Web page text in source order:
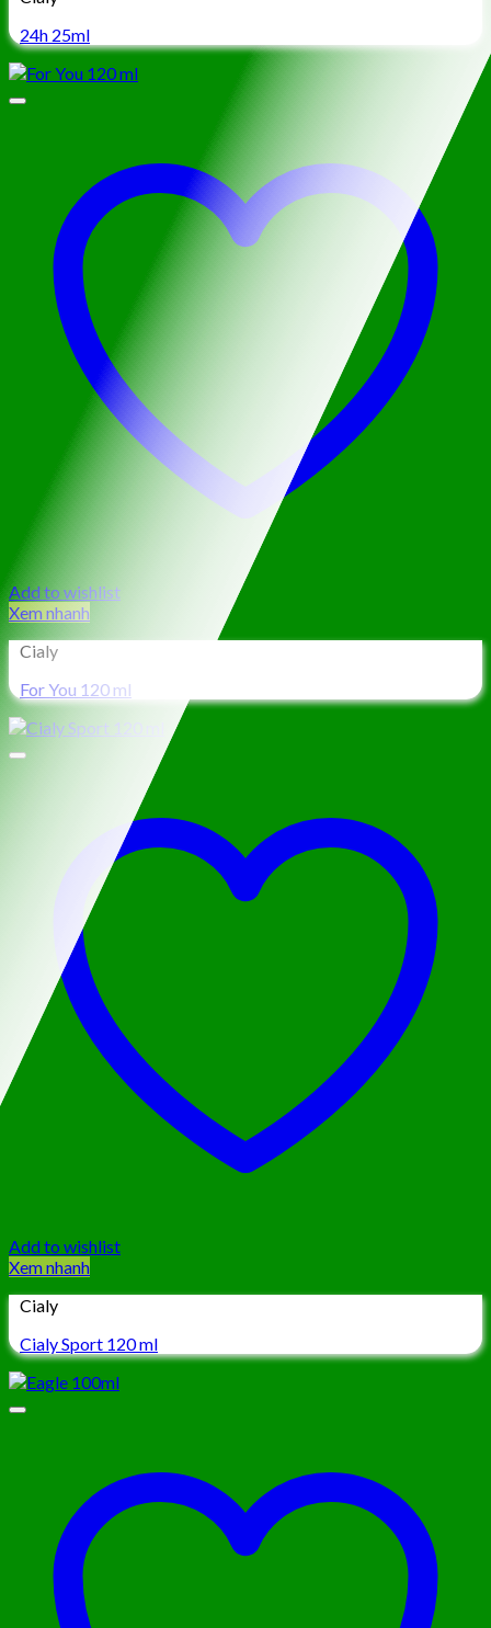
24h 25ml
Add to wishlist
Xem nhanh
Cialy
For You 120 ml
Add to wishlist
Xem nhanh
Cialy
Cialy Sport 120 ml